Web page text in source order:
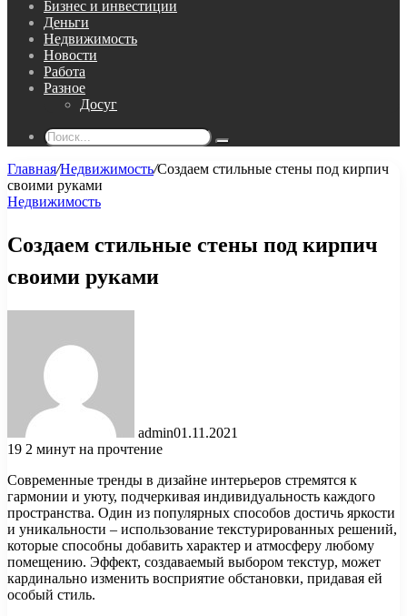
Бизнес и инвестиции
Деньги
Недвижимость
Новости
Работа
Разное
Досуг
Поиск...
Главная/Недвижимость/Создаем стильные стены под кирпич
своими руками
Недвижимость
Создаем стильные стены под кирпич
своими руками
admin01.11.2021
19 2 минут на прочтение
Современные тренды в дизайне интерьеров стремятся к
гармонии и уюту, подчеркивая индивидуальность каждого
пространства. Один из популярных способов достичь яркости
и уникальности – использование текстурированных решений,
которые способны добавить характер и атмосферу любому
помещению. Эффект, создаваемый выбором текстур, может
кардинально изменить восприятие обстановки, придавая ей
особый стиль.